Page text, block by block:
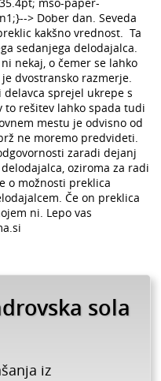
> Dober dan. Seveda
kakšno vrednost. Ta
sedanjega delodajalca.
nekaj, o čemer se lahko
dvostransko razmerje.
sprejel ukrepe s
rešitev lahko spada tudi
mestu je odvisno od
ne moremo predvideti.
zaradi dejanj
oziroma za radi
o možnosti preklica
Če on preklica
ni. Lepo vas
iz